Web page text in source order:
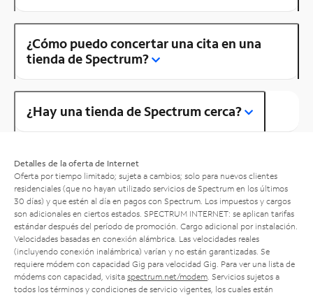
¿Cómo puedo concertar una cita en una
tienda de Spectrum?
¿Hay una tienda de Spectrum cerca?
Detalles de la oferta de Internet
Oferta por tiempo limitado; sujeta a cambios; solo para nuevos clientes
residenciales (que no hayan utilizado servicios de Spectrum en los últimos
30 días) y que estén al día en pagos con Spectrum. Los impuestos y cargos
son adicionales en ciertos estados. SPECTRUM INTERNET: se aplican tarifas
estándar después del período de promoción. Cargo adicional por instalación.
Velocidades basadas en conexión alámbrica. Las velocidades reales
(incluyendo conexión inalámbrica) varían y no están garantizadas. Se
requiere módem con capacidad Gig para velocidad Gig. Para ver una lista de
módems con capacidad, visita spectrum.net/modem . Servicios sujetos a
todos los términos y condiciones de servicio vigentes, los cuales están